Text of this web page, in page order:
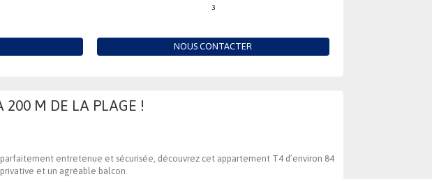
3
NOUS CONTACTER
200 M DE LA PLAGE !
entretenue et sécurisée, découvrez cet appartement T4 d’environ 84
et un agréable balcon.